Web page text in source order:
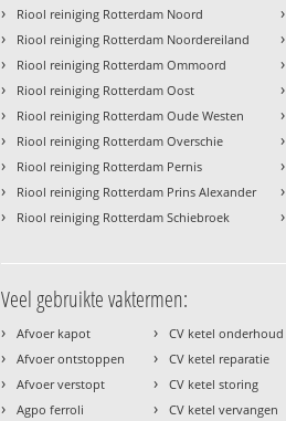
› Riool reiniging Rotterdam Noord
› Riool reiniging Rotterdam Noordereiland
› Riool reiniging Rotterdam Ommoord
› Riool reiniging Rotterdam Oost
› Riool reiniging Rotterdam Oude Westen
› Riool reiniging Rotterdam Overschie
› Riool reiniging Rotterdam Pernis
› Riool reiniging Rotterdam Prins Alexander
› Riool reiniging Rotterdam Schiebroek
›
›
›
›
›
›
›
›
›
Veel gebruikte vaktermen:
› Afvoer kapot
› Afvoer ontstoppen
› Afvoer verstopt
› Agpo ferroli
› CV ketel onderhoud
› CV ketel reparatie
› CV ketel storing
› CV ketel vervangen